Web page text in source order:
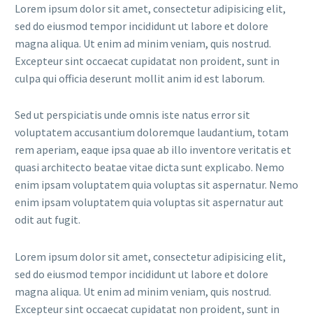
Lorem ipsum dolor sit amet, consectetur adipisicing elit,
sed do eiusmod tempor incididunt ut labore et dolore
magna aliqua. Ut enim ad minim veniam, quis nostrud.
Excepteur sint occaecat cupidatat non proident, sunt in
culpa qui officia deserunt mollit anim id est laborum.
Sed ut perspiciatis unde omnis iste natus error sit
voluptatem accusantium doloremque laudantium, totam
rem aperiam, eaque ipsa quae ab illo inventore veritatis et
quasi architecto beatae vitae dicta sunt explicabo. Nemo
enim ipsam voluptatem quia voluptas sit aspernatur. Nemo
enim ipsam voluptatem quia voluptas sit aspernatur aut
odit aut fugit.
Lorem ipsum dolor sit amet, consectetur adipisicing elit,
sed do eiusmod tempor incididunt ut labore et dolore
magna aliqua. Ut enim ad minim veniam, quis nostrud.
Excepteur sint occaecat cupidatat non proident, sunt in